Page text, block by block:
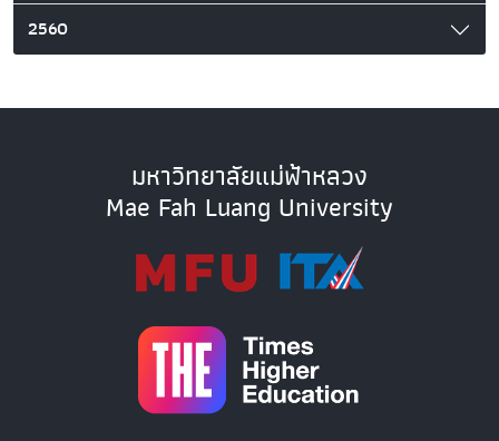
2560
มหาวิทยาลัยแม่ฟ้าหลวง
Mae Fah Luang University